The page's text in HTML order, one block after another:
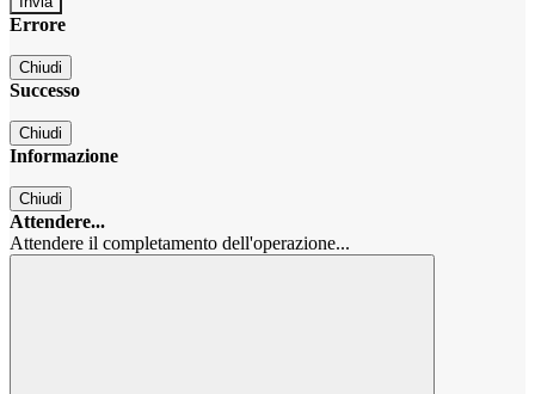
Errore
Chiudi
Successo
Chiudi
Informazione
Chiudi
Attendere...
Attendere il completamento dell'operazione...